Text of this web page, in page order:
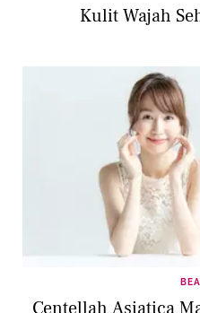
Kulit Wajah
Centellah Asiatica